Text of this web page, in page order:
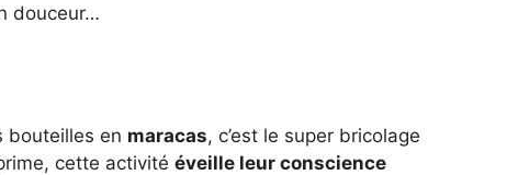
douceur…
bouteilles en maracas, c’est le super bricolage
cette activité éveille leur conscience